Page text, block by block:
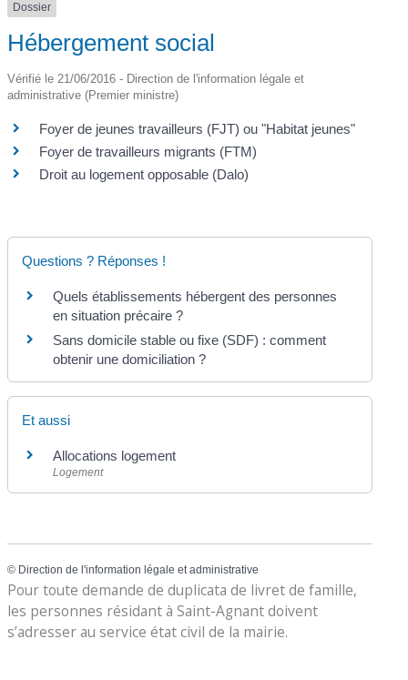
Dossier
Hébergement social
Vérifié le 21/06/2016 - Direction de l'information légale et
administrative (Premier ministre)
Foyer de jeunes travailleurs (FJT) ou "Habitat jeunes"
Foyer de travailleurs migrants (FTM)
Droit au logement opposable (Dalo)
Questions ? Réponses !
Quels établissements hébergent des personnes
en situation précaire ?
Sans domicile stable ou fixe (SDF) : comment
obtenir une domiciliation ?
Et aussi
Allocations logement
Logement
© Direction de l'information légale et administrative
Pour toute demande de duplicata de livret de famille,
les personnes résidant à Saint-Agnant doivent
s’adresser au service état civil de la mairie.